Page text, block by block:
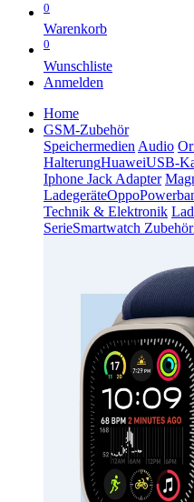
0
Warenkorb
0
Wunschliste
Anmelden
Home
GSM-Zubehör
Speichermedien Audio
HalterungHuaweiUSB-
Iphone Jack Adapter
LadegeräteOppo
Technik & Elektronik
SerieSmartwatch Zubehör